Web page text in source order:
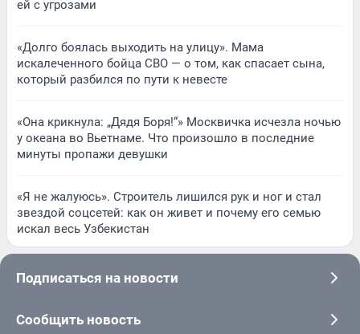
ей с угрозами
«Долго боялась выходить на улицу». Мама
искалеченного бойца СВО — о том, как спасает сына,
который разбился по пути к невесте
«Она крикнула: „Дядя Боря!“» Москвичка исчезла ночью
у океана во Вьетнаме. Что произошло в последние
минуты пропажи девушки
«Я не жалуюсь». Строитель лишился рук и ног и стал
звездой соцсетей: как он живет и почему его семью
искал весь Узбекистан
Подписаться на новости
Сообщить новость